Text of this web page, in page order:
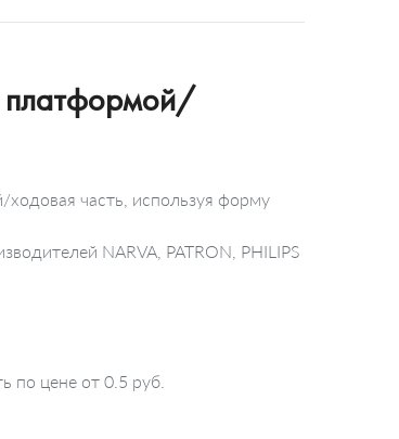
платформой/
ходовая часть, используя форму
NARVA, PATRON, PHILIPS
по цене от 0.5 руб.